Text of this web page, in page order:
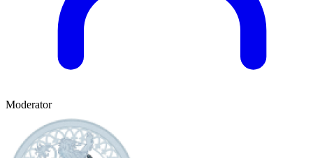
Moderator